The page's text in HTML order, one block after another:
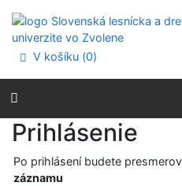
Prejsť na menu
Prehlásenie o webovej
V košíku (0)
Prihlásenie
Po prihlásení budete
záznamu